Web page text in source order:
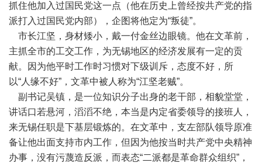
抓住他加入过国民党这一点（他在历史上曾经按共产党的指
派打入过国民党内部），企图将他定为“叛徒”。
市长江坚，身材矮小，戴一付金丝边眼镜。他在文革前，
主抓全市的工交工作，为无锡地区的经济发展有一定的贡
献。因为他平时工作时习惯对下级训斥，态度不好，所
以“人缘不好”，文革中被人称为“江坚老贼”。
副书记吴镇，是一位知识分子出身的老干部，相貌堂堂，
讲话口若悬河，滔滔不绝，本当是内定省委领导的接班人，
来无锡任职是下基层锻炼的。在文革中，支左部队领导原准
备让他出面支持市内工作，但因为他按当时共产党中央精神
办事，没有污蔑造反派，而表态“二派都是革命群众组织”，